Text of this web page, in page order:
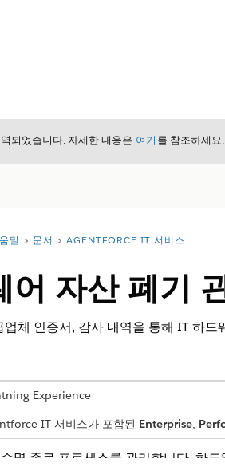
되었습니다. 자세한 내용은 여기 를 참조하세요.
말 문서 AGENTFORCE IT 서비스
어 자산 폐기
업체 인증서, 감사 내역을 통해 IT 하
Experience
IT 서비스가 포함된 Enterprise,
명 종료 프로세스를 관리합니다. 하